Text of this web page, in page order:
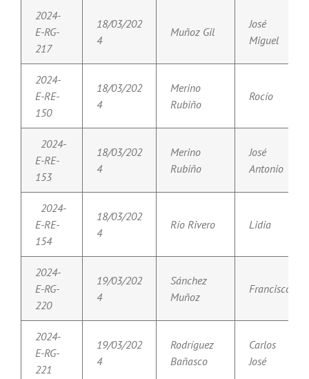
2024-
E-RG-
217
18/03/202
4
Muñoz Gil
José
Miguel
2024-
E-RE-
150
18/03/202
4
Merino
Rubiño
Rocío
2024-
E-RE-
153
18/03/202
4
Merino
Rubiño
José
Antonio
2024-
E-RE-
154
18/03/202
4
Río Rivero Lidia
2024-
E-RG-
220
19/03/202
4
Sánchez
Muñoz
Francisco
2024-
E-RG-
221
19/03/202
4
Rodríguez
Bañasco
Carlos
José